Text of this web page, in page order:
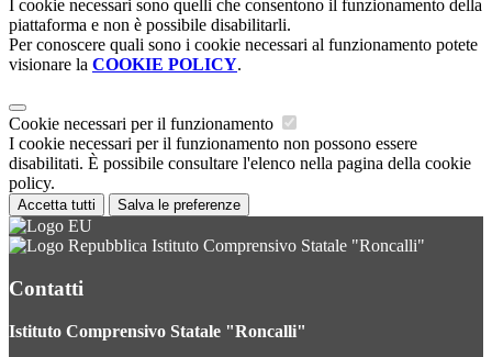
I cookie necessari sono quelli che consentono il funzionamento della
piattaforma e non è possibile disabilitarli.
Per conoscere quali sono i cookie necessari al funzionamento potete
visionare la COOKIE POLICY.
Cookie necessari per il funzionamento
I cookie necessari per il funzionamento non possono essere
disabilitati. È possibile consultare l'elenco nella pagina della cookie
policy.
Accetta tutti Salva le preferenze
Istituto Comprensivo Statale "Roncalli"
Contatti
Istituto Comprensivo Statale "Roncalli"